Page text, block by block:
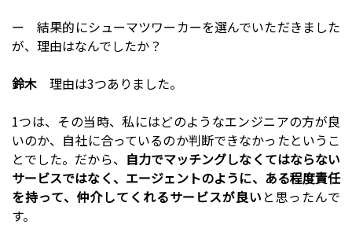
ー 結果的にシューマツワーカーを選んでいただきました
が、理由はなんでしたか？
鈴木 理由は3つありました。
1つは、その当時、私にはどのようなエンジニアの方が良
いのか、自社に合っているのか判断できなかったというこ
とでした。だから、 自力でマッチングしなくてはならない
サービスではなく、エージェントのように、ある程度責任
を持って、仲介してくれるサービスが良い と思ったんで
す。